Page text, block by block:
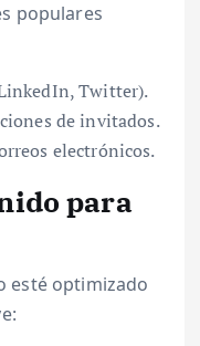
populares
Twitter).
de invitados.
electrónicos.
para
esté optimizado